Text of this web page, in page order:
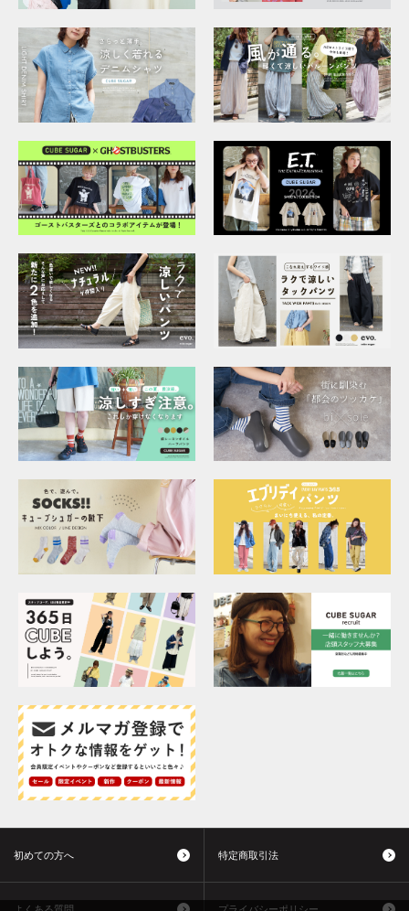
初めての方へ 特定商取引法
よくある質問 プライバシーポリシー